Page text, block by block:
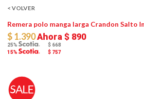
< VOLVER
Remera polo manga larga Crandon Salto
$ 1.390Ahora $ 890
25%
$ 668
15%
$ 757